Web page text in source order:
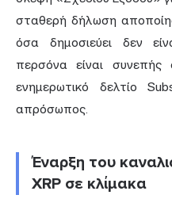
σταθερή δήλωση
όσα δημοσιεύει δεν
περσόνα είναι
ενημερωτικό δελτίο
απρόσωπος.
Έναρξη του
XRP σε κλίμακα